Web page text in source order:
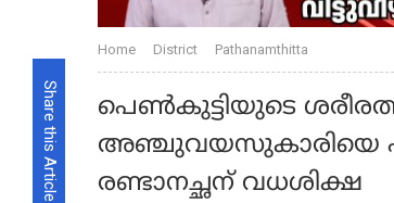
Share this Article
Home District Pathanamthitta
പെൺകുട്ടിയുടെ
അഞ്ചുവയസുകാരിയെ
രണ്ടാനച്ഛന് വധശിക്ഷ